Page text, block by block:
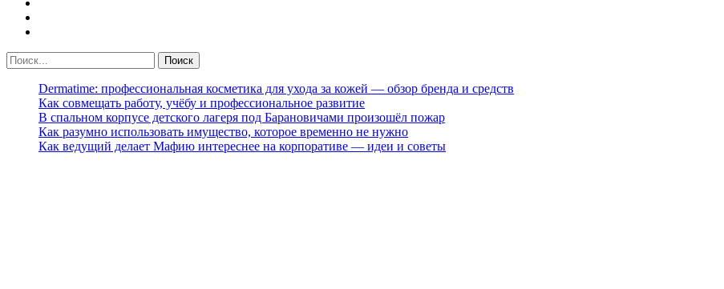
Dermatime: профессиональная косметика для ухода за кожей — обзор бренда и средств
Как совмещать работу, учёбу и профессиональное развитие
В спальном корпусе детского лагеря под Барановичами произошёл пожар
Как разумно использовать имущество, которое временно не нужно
Как ведущий делает Мафию интереснее на корпоративе — идеи и советы